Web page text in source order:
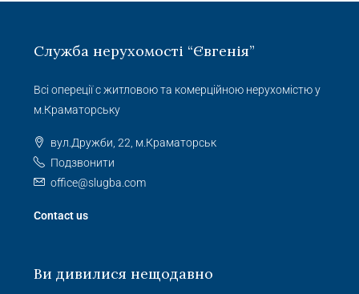
Служба нерухомості “Євгенія”
Всі опереції с житловою та комерційною нерухомістю у
м.Краматорську
вул.Дружби, 22, м.Краматорськ
Подзвонити
office@slugba.com
Contact us
Ви дивилися нещодавно